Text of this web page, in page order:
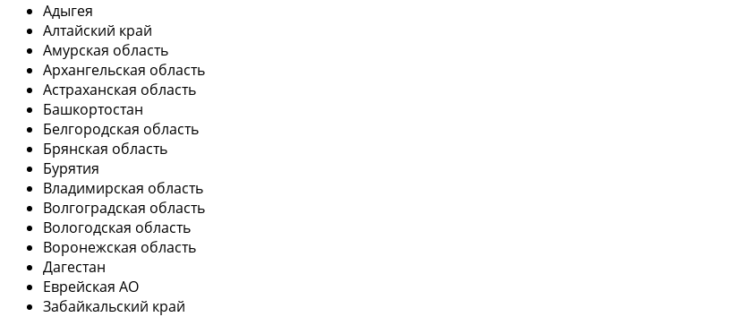
Адыгея
Алтайский край
Амурская область
Архангельская область
Астраханская область
Башкортостан
Белгородская область
Брянская область
Бурятия
Владимирская область
Волгоградская область
Вологодская область
Воронежская область
Дагестан
Еврейская АО
Забайкальский край